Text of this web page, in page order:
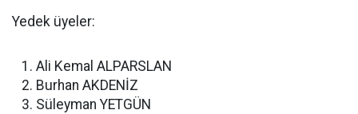
Yedek üyeler:
Ali Kemal ALPARSLAN
Burhan AKDENİZ
Süleyman YETGÜN